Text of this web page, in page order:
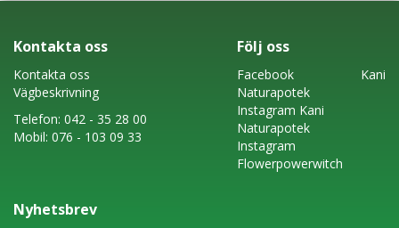
Kontakta oss
Kontakta oss
Vägbeskrivning
Telefon: 042 - 35 28 00
Mobil: 076 - 103 09 33
Följ oss
FacebookKani
Naturapotek
Instagram Kani
Naturapotek
Instagram
Flowerpowerwitch
Nyhetsbrev